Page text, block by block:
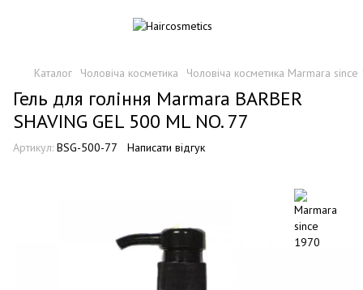
Каталог Чоловіча косметика Чоловіча косметика Marmara
Гель для гоління Marmara BARBER
SHAVING GEL 500 ML NO. 77
Артикул: BSG-500-77 Написати відгук